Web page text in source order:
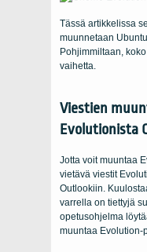
Tässä artikkelissa
muunnetaan
Pohjimmiltaan,
vaihetta.
Viestien
Evolutionista
Jotta voit muuntaa
vietävä viestit
Outlookiin.
varrella on tiettyjä
opetusohjelma
muuntaa Evolution-